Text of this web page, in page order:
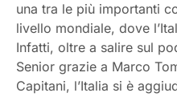
una tra le più importanti
livello mondiale, dove
Infatti, oltre a salire sul
Senior grazie a Marco
Capitani, l’Italia si è